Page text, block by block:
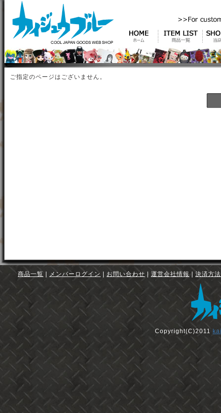
ご指定のページはございません。
商品一覧 メンバーログイン お問い合わせ 運営会社情報| 決済方
Copyright(C)2011